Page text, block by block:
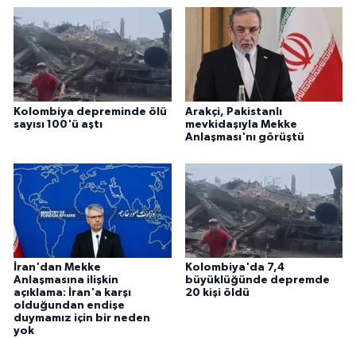
Kolombiya depreminde ölü
sayısı 100'ü aştı
Arakçi, Pakistanlı
mevkidaşıyla Mekke
Anlaşması'nı görüştü
İran'dan Mekke
Anlaşmasına ilişkin
açıklama: İran'a karşı
olduğundan endişe
duymamız için bir neden
yok
Kolombiya'da 7,4
büyüklüğünde depremde
20 kişi öldü